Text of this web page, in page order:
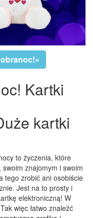
Kartki
kartki
to życzenia, które
znajomym i swoim
tego zrobić ani osobiście
Jest na to prosty i
elektroniczną! W
więc łatwo znaleźć